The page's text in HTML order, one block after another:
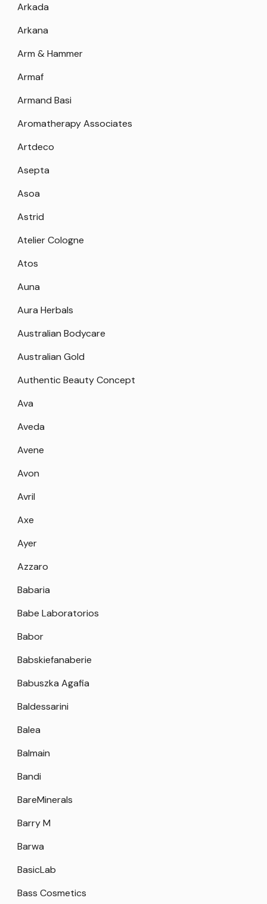
Arkada
Arkana
Arm & Hammer
Armaf
Armand Basi
Aromatherapy Associates
Artdeco
Asepta
Asoa
Astrid
Atelier Cologne
Atos
Auna
Aura Herbals
Australian Bodycare
Australian Gold
Authentic Beauty Concept
Ava
Aveda
Avene
Avon
Avril
Axe
Ayer
Azzaro
Babaria
Babe Laboratorios
Babor
Babskiefanaberie
Babuszka Agafia
Baldessarini
Balea
Balmain
Bandi
BareMinerals
Barry M
Barwa
BasicLab
Bass Cosmetics